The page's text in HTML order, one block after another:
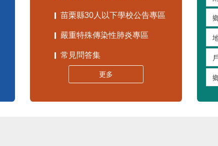
苗栗縣30人以下學校公告專區
嚴重特殊傳染性肺炎專區
常見問答集
更多